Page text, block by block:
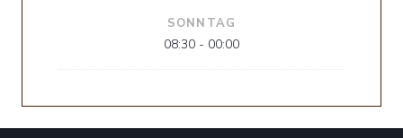
SONNTAG
08:30 - 00:00